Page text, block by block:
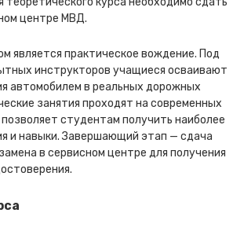
центре МВД.
является практическое вождение. Под
инструкторов учащиеся осваивают
автомобилем в реальных дорожных
занятия проходят на современных
студентам получить наиболее
и навыки. Завершающий этап — сдача
в сервисном центре для получения